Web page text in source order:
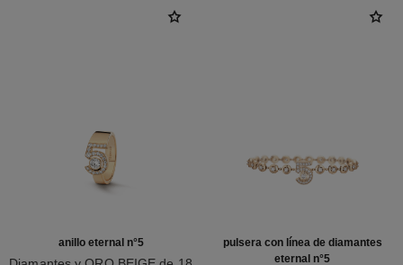
anillo eternal n°5
pulsera con línea de diamantes
eternal n°5